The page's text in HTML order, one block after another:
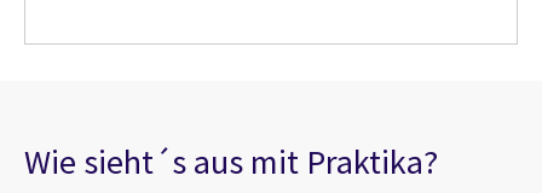
Wie sieht´s aus mit Praktika?